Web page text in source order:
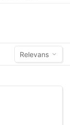
Relevans